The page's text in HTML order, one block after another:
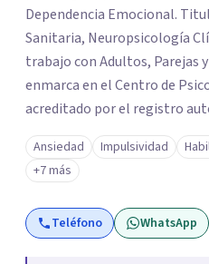
Dependencia Emocional.
Sanitaria, Neuropsicología
trabajo con Adultos, Parejas
enmarca en el Centro de
acreditado por el registro
servicios y establecimientos
Valenciana, situado en pleno
que tengo el lujo de
profesionales de la psicología
Ansiedad Impulsividad
+7 más
Teléfono WhatsApp